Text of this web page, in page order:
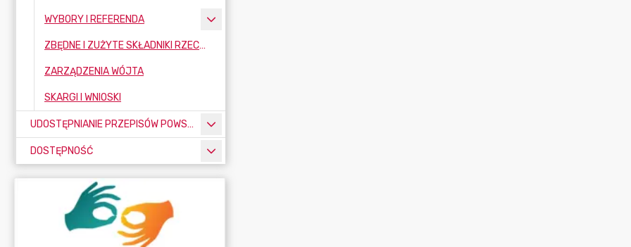
WYBORY I REFERENDA
ZBĘDNE I ZUŻYTE SKŁADNIKI RZECZOWE MAJĄTKU RUCHOMEGO
ZARZĄDZENIA WÓJTA
SKARGI I WNIOSKI
UDOSTĘPNIANIE PRZEPISÓW POWSZECHNIE OBOWIĄZUJĄCYCH
DOSTĘPNOŚĆ